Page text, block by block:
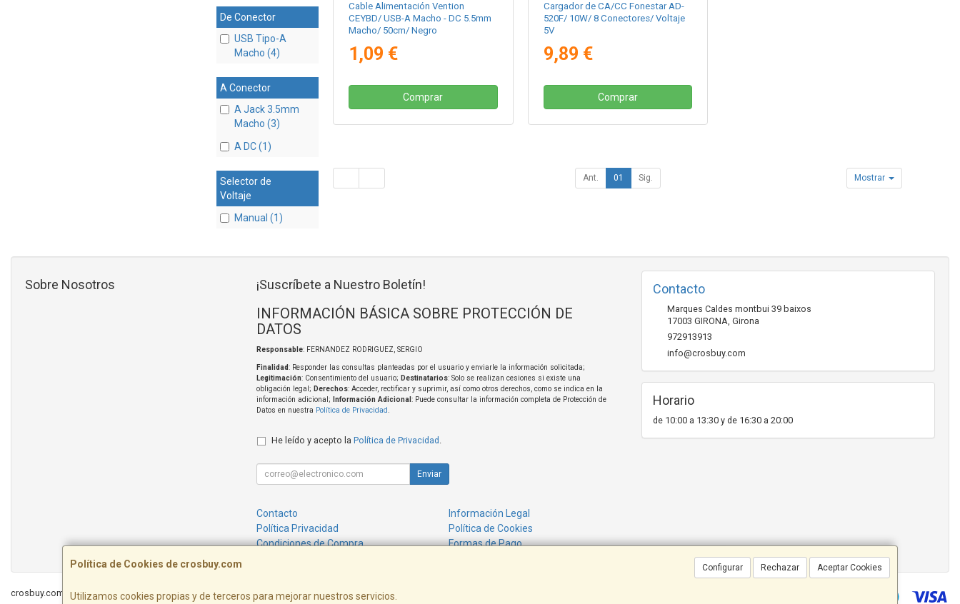
De Conector
USB Tipo-A
Macho (4)
A Conector
A Jack 3.5mm
Macho (3)
A DC (1)
Selector de
Voltaje
Manual (1)
Cable Alimentación Vention
CEYBD/ USB-A Macho - DC 5.5mm
Macho/ 50cm/ Negro
1,09 €
Comprar
Cargador de CA/CC Fonestar AD-
520F/ 10W/ 8 Conectores/ Voltaje
5V
9,89 €
Comprar
Ant. 01 Sig. Mostrar
Política de Cookies de crosbuy.com Configurar Rechazar Aceptar Cookies
Utilizamos cookies propias y de terceros para mejorar nuestros servicios.
Sobre Nosotros ¡Suscríbete a Nuestro Boletín!
INFORMACIÓN BÁSICA SOBRE PROTECCIÓN DE
DATOS
Responsable: FERNANDEZ RODRIGUEZ, SERGIO
Finalidad: Responder las consultas planteadas por el usuario y enviarle la información solicitada;
Legitimación: Consentimiento del usuario; Destinatarios: Solo se realizan cesiones si existe una
obligación legal; Derechos: Acceder, rectificar y suprimir, así como otros derechos, como se indica en la
información adicional;
Información Adicional : Puede consultar la información completa de Protección de
Datos en nuestra Política de Privacidad
He leído y acepto la Política de Privacidad
Enviar
Contacto
Información Legal
Política Privacidad
Política de Cookies
Condiciones de Compra
Formas de Pago
Contacto
Marques Caldes montbui 39 baixos
17003 GIRONA Girona
972913913
info@crosbuy.com
Horario
de 10:00 a 13:30 y de 16:30 a 20:00
crosbuy.com © 2026